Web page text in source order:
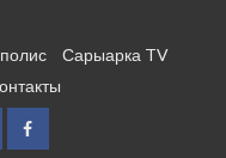
Сарыарка TV
FB2